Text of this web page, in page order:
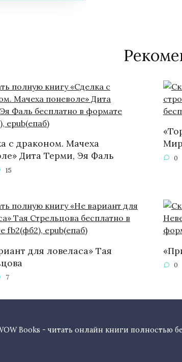
с драконом. Мачеха
Дита Терми, Эя Фаль
15
0
для ловеласа» Тая
7
0
Books - читать онлайн книги полностью